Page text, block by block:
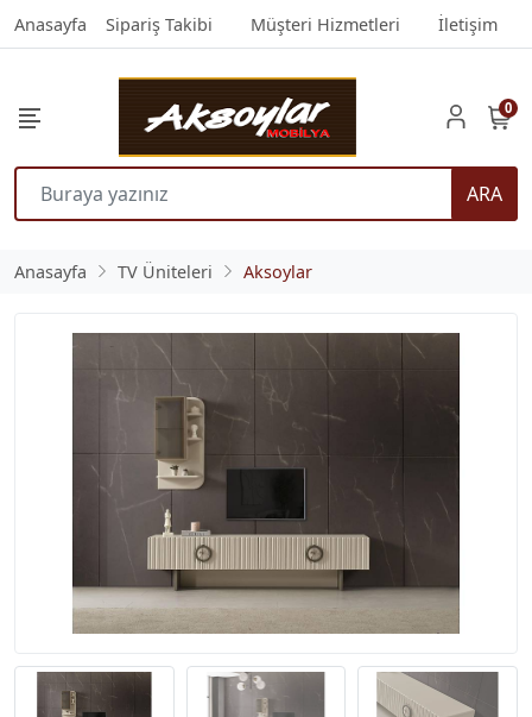
Anasayfa Sipariş Takibi Müşteri Hizmetleri İletişim
ARA
0
Anasayfa TV Üniteleri Aksoylar